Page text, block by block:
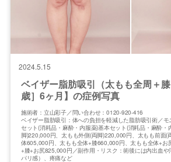
2024.5.15
ベイザー脂肪吸引（太もも全周＋
歳］6ヶ月】の症例写真
施術者：立山彩子／問い合わせ：0120-920-416
ベイザー脂肪吸引：体への負担を軽減した脂肪吸引術／
セット(消耗品・麻酔・内服薬)基本セット(消耗品・麻酔・
脚)220,000円、太もも外側(両脚)220,000円、太もも前面(
体605,000円、太もも全体+膝660,000円、太もも全体+お
+膝+お尻825,000円／副作用・リスク：術後には内出血や
パリ感）、疼痛など